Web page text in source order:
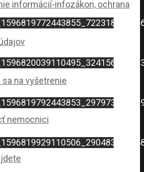
informácií-infozákon, ochrana
na vyšetrenie
nemocnici